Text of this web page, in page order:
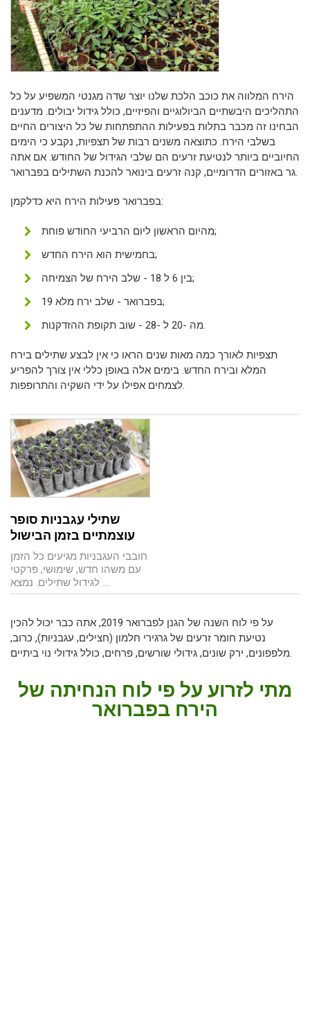
הירח המלווה את כוכב הלכת שלנו יוצר שדה מגנטי המשפיע על כל
התהליכים היבשתיים הביולוגיים והפיזיים, כולל גידול יבולים. מדענים
הבחינו זה מכבר בתלות בפעילות ההתפתחות של כל היצורים החיים
בשלבי הירח. כתוצאה משנים רבות של תצפיות, נקבע כי הימים
החיוביים ביותר לנטיעת זרעים הם שלבי הגידול של החודש. אם אתה
בפברואר פעילות הירח היא כדלקמן:
מהיום הראשון ליום הרביעי החודש פוחת;
בחמישית הוא הירח החדש;
בין 6 ל 18 - שלב הירח של הצמיחה;
19 בפברואר - שלב ירח מלא;
תצפיות לאורך כמה מאות שנים הראו כי אין לבצע שתילים בירח
המלא ובירח החדש. בימים אלה באופן כללי אין צורך להפריע
שתילי עגבניות סופר
עוצמתיים בזמן הבישול
חובבי העגבניות מגיעים כל הזמן
עם משהו חדש, שימושי, פרקטי
לגידול שתילים. נמצא ...
על פי לוח השנה של הגנן לפברואר 2019, אתה כבר יכול להכין
נטיעת חומר זרעים של גרגירי חלמון (חצילים, עגבניות), כרוב,
מלפפונים, ירק שונים, גידולי שורשים, פרחים, כולל גידולי נוי ביתיים.
מתי לזרוע על פי לוח הנחיתה של
הירח בפברואר